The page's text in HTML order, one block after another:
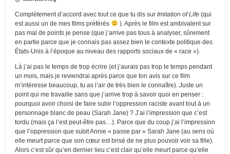
Complètement d’accord avec tout ce que tu dis sur Imitation of Life (qui
est aussi un de mes films préférés
). Après le film est ambivalent sur
pas mal de points je pense (que j’arrive pas tous à analyser, sûrement
en partie parce que je connais pas assez bien le contexte politique des
États-Unis à l’époque au niveau des rapports sociaux de « race »).
Là j’ai pas le temps de trop écrire (et j’aurais pas trop le temps pendant
un mois, mais je reviendrai après parce que ton avis sur ce film
m’intéresse beaucoup, tu as l’air de très bien le connaître). Juste un
point qui me travaille sans que j’arrive trop à savoir quoi en penser :
pourquoi avoir choisi de faire subir l’oppression raciste avant tout à un
personnage blanc de peau (Sarah Jane) ? J’ai l’impression que c’est
tordu (mais ça l’est peut-être pas…). Parce que du coup j’ai l’impression
que l’oppression que subit Annie « passe par » Sarah Jane (au sens où
elle meurt parce que son cœur est brisé de ne plus pouvoir voir sa fille).
Alors c’est sûr qu’en dernier lieu c’est clair qu’elle meurt parce qu’elle